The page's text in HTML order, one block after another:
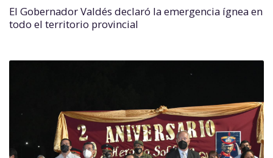
El Gobernador Valdés declaró la emergencia ígnea en
todo el territorio provincial